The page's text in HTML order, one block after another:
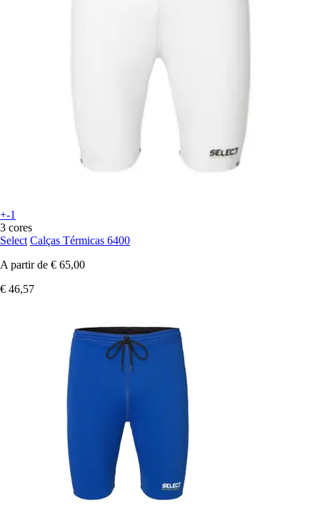
+-1
3 cores
Select Calças Térmicas 6400
A partir de € 65,00
€ 46,57